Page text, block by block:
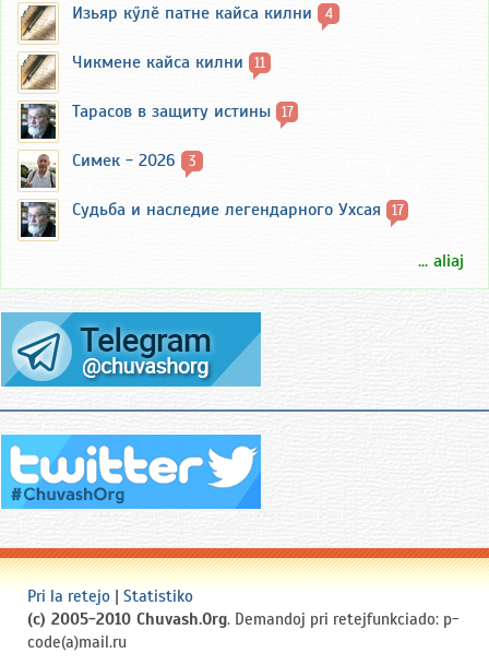
Изьяр кӳлӗ патне кайса килни 4
Чикмене кайса килни 11
Тарасов в защиту истины 17
Симек - 2026 3
Судьба и наследие легендарного Ухсая 17
... aliaj
Pri la retejo | Statistiko
(c) 2005-2010 Chuvash.Org. Demandoj pri retejfunkciado: p-
code(a)mail.ru